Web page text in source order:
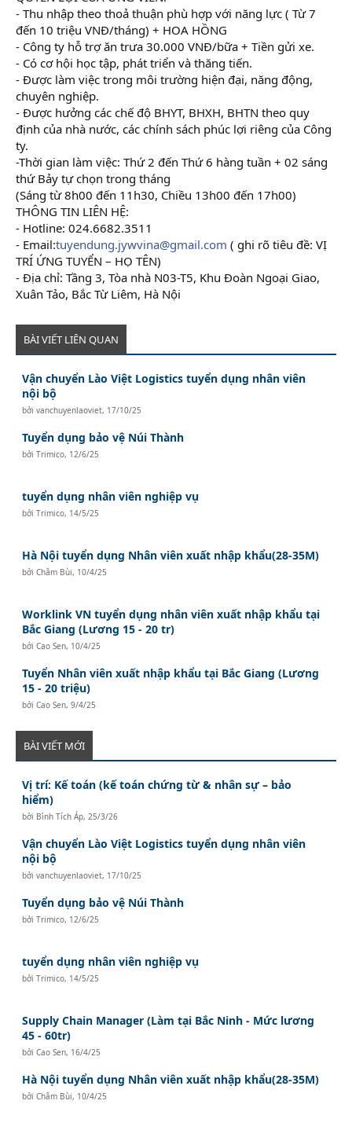
- Thu nhập theo thoả thuận phù hợp với năng lực ( Từ 7
đến 10 triệu VNĐ/tháng) + HOA HỒNG
- Công ty hỗ trợ ăn trưa 30.000 VNĐ/bữa + Tiền gửi xe.
- Có cơ hội học tập, phát triển và thăng tiến.
- Được làm việc trong môi trường hiện đại, năng động,
chuyên nghiệp.
- Được hưởng các chế độ BHYT, BHXH, BHTN theo quy
định của nhà nước, các chính sách phúc lợi riêng của Công
ty.
-Thời gian làm việc: Thứ 2 đến Thứ 6 hàng tuần + 02 sáng
thứ Bảy tự chọn trong tháng
(Sáng từ 8h00 đến 11h30, Chiều 13h00 đến 17h00)
THÔNG TIN LIÊN HỆ:
- Hotline: 024.6682.3511
- Email:tuyendung.jywvina@gmail.com ( ghi rõ tiêu đề: VỊ
TRÍ ỨNG TUYỂN – HỌ TÊN)
- Địa chỉ: Tầng 3, Tòa nhà N03-T5, Khu Đoàn Ngoại Giao,
Xuân Tảo, Bắc Từ Liêm, Hà Nội
BÀI VIẾT LIÊN QUAN
Vận chuyển Lào Việt Logistics tuyển dụng nhân viên
nội bộ
bởivanchuyenlaoviet, 17/10/25
Tuyển dụng bảo vệ Núi Thành
bởiTrimico, 12/6/25
tuyển dụng nhân viên nghiệp vụ
bởiTrimico, 14/5/25
Hà Nội tuyển dụng Nhân viên xuất nhập khẩu(28-35M)
bởiChâm Bùi, 10/4/25
Worklink VN tuyển dụng nhân viên xuất nhập khẩu tại
Bắc Giang (Lương 15 - 20 tr)
bởiCao Sen, 10/4/25
Tuyển Nhân viên xuất nhập khẩu tại Bắc Giang (Lương
15 - 20 triệu)
bởiCao Sen,9/4/25
BÀI VIẾT MỚI
Vị trí: Kế toán (kế toán chứng từ & nhân sự – bảo
hiểm)
bởi Bình Tích Áp, 25/3/26
Vận chuyển Lào Việt Logistics tuyển dụng nhân viên
nội bộ
bởivanchuyenlaoviet, 17/10/25
Tuyển dụng bảo vệ Núi Thành
bởiTrimico, 12/6/25
tuyển dụng nhân viên nghiệp vụ
bởiTrimico, 14/5/25
Supply Chain Manager (Làm tại Bắc Ninh - Mức lương
45 - 60tr)
bởiCao Sen, 16/4/25
Hà Nội tuyển dụng Nhân viên xuất nhập khẩu(28-35M)
bởiChâm Bùi, 10/4/25